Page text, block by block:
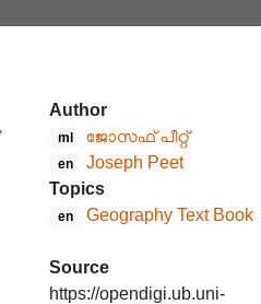
Author
ml ജോസഫ് പീറ്റ്
en Joseph Peet
Topics
en Geography Text Book
Source
https://opendigi.ub.uni-